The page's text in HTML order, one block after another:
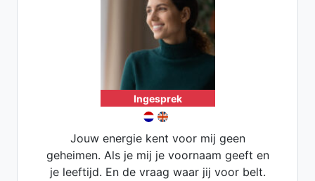
Ingesprek
Jouw energie kent voor mij geen
geheimen. Als je mij je voornaam geeft en
je leeftijd. En de vraag waar jij voor belt.